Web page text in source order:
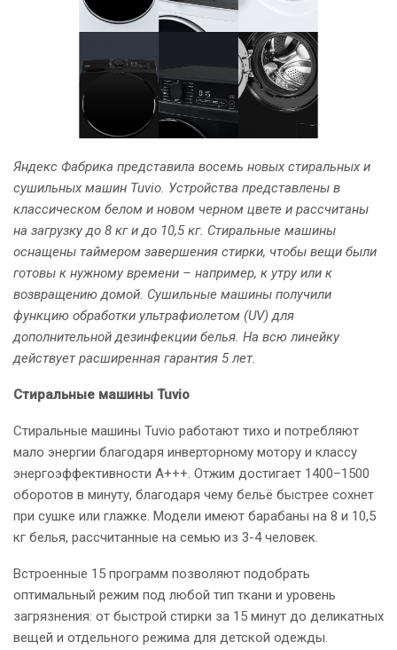
Яндекс Фабрика представила восемь новых стиральных и
сушильных машин Tuvio. Устройства представлены в
классическом белом и новом черном цвете и рассчитаны
на загрузку до 8 кг и до 10,5 кг. Стиральные машины
оснащены таймером завершения стирки, чтобы вещи были
готовы к нужному времени – например, к утру или к
возвращению домой. Сушильные машины получили
функцию обработки ультрафиолетом (UV) для
дополнительной дезинфекции белья. На всю линейку
действует расширенная гарантия 5 лет.
Стиральные машины Tuvio
Стиральные машины Tuvio работают тихо и потребляют
мало энергии благодаря инверторному мотору и классу
энергоэффективности А+++. Отжим достигает 1400–1500
оборотов в минуту, благодаря чему бельё быстрее сохнет
при сушке или глажке. Модели имеют барабаны на 8 и 10,5
кг белья, рассчитанные на семью из 3-4 человек.
Встроенные 15 программ позволяют подобрать
оптимальный режим под любой тип ткани и уровень
загрязнения: от быстрой стирки за 15 минут до деликатных
вещей и отдельного режима для детской одежды.